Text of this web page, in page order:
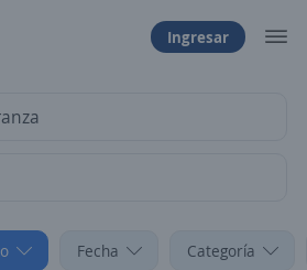
Ingresar
Fecha Categoría